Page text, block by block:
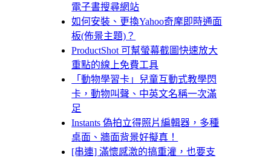
電子書搜尋網站
如何安裝、更換Yahoo奇摩即時通面
板(佈景主題)？
ProductShot 可幫螢幕截圖快速放大
重點的線上免費工具
「動物學習卡」兒童互動式教學閃
卡，動物叫聲、中英文名稱一次滿
足
Instants 偽拍立得照片編輯器，多種
桌面、牆面背景好擬真！
[串連] 滿懷感激的搞重灌，也要支